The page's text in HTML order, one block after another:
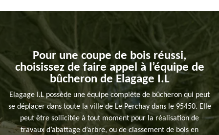
Pour une coupe de bois réussi,
choisissez de faire appel à l’équipe de
bûcheron de Elagage I.L
Elagage I.L possède une équipe complète de bûcheron qui peut
se déplacer dans toute la ville de Le Perchay dans le 95450. Elle
peut être sollicitée à tout moment pour la réalisation de
travaux d’abattage d’arbre, ou de classement de bois en